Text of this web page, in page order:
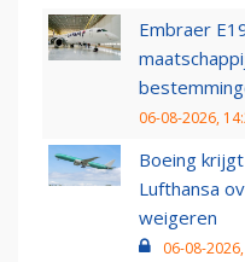
Embraer
06-08-2026,
Boeing
Lufthansa
weigeren
06-08-